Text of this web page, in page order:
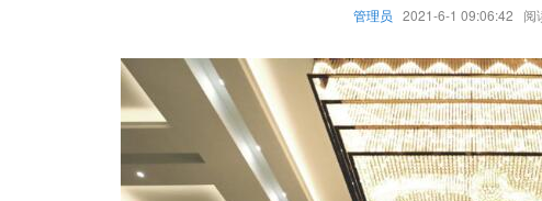
管理员 2021-6-1 09:06:42 阅